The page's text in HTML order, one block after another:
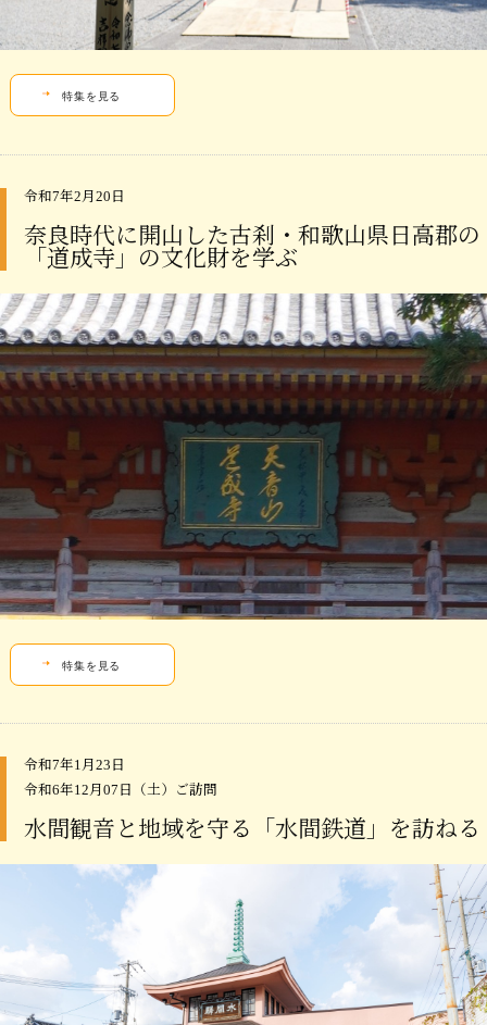
特集を見る
令和7年2月20日
奈良時代に開山した古刹・和歌山県日高郡の
「道成寺」の文化財を学ぶ
特集を見る
令和7年1月23日
令和6年12月07日（土）ご訪問
水間観音と地域を守る「水間鉄道」を訪ねる